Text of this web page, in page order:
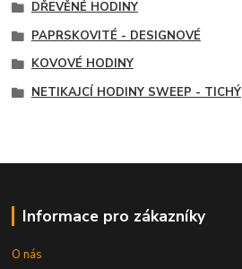
DŘEVĚNÉ HODINY
PAPRSKOVITÉ - DESIGNOVÉ
KOVOVÉ HODINY
NETIKAJCÍ HODINY SWEEP - TICHÝ
Informace pro zákazníky
O nás